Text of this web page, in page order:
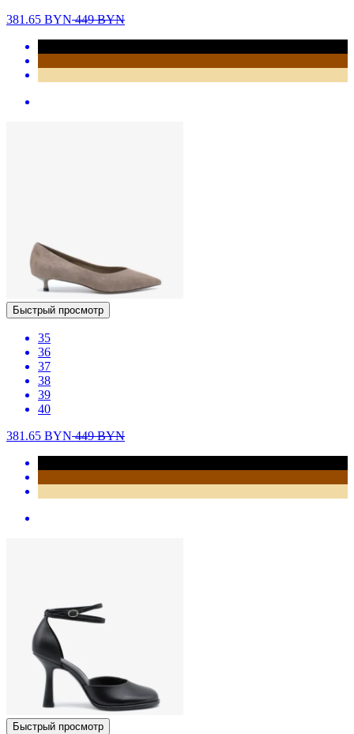
381.65 BYN449BYN
Быстрый просмотр
35
36
37
38
39
40
381.65 BYN449BYN
Быстрый просмотр